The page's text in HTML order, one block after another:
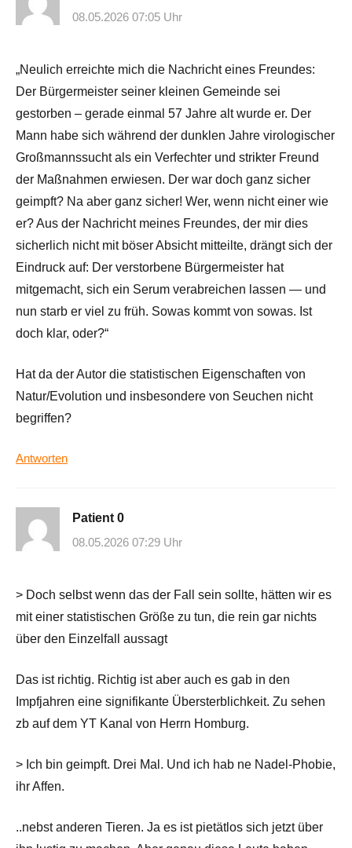
08.05.2026 07:05 Uhr
„Neulich erreichte mich die Nachricht eines Freundes:
Der Bürgermeister seiner kleinen Gemeinde sei
gestorben – gerade einmal 57 Jahre alt wurde er. Der
Mann habe sich während der dunklen Jahre virologischer
Großmannssucht als ein Verfechter und strikter Freund
der Maßnahmen erwiesen. Der war doch ganz sicher
geimpft? Na aber ganz sicher! Wer, wenn nicht einer wie
er? Aus der Nachricht meines Freundes, der mir dies
sicherlich nicht mit böser Absicht mitteilte, drängt sich der
Eindruck auf: Der verstorbene Bürgermeister hat
mitgemacht, sich ein Serum verabreichen lassen — und
nun starb er viel zu früh. Sowas kommt von sowas. Ist
doch klar, oder?“
Hat da der Autor die statistischen Eigenschaften von
Natur/Evolution und insbesondere von Seuchen nicht
begriffen?
Antworten
Patient 0
08.05.2026 07:29 Uhr
> Doch selbst wenn das der Fall sein sollte, hätten wir es
mit einer statistischen Größe zu tun, die rein gar nichts
über den Einzelfall aussagt
Das ist richtig. Richtig ist aber auch es gab in den
Impfjahren eine signifikante Übersterblichkeit. Zu sehen
zb auf dem YT Kanal von Herrn Homburg.
> Ich bin geimpft. Drei Mal. Und ich hab ne Nadel-Phobie,
ihr Affen.
..nebst anderen Tieren. Ja es ist pietätlos sich jetzt über